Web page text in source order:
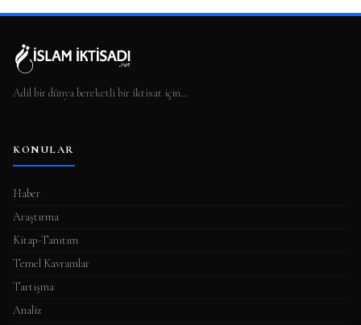
Adil bir dünya bereketli bir iktisat için…
KONULAR
Haber
Araştırma
Kitap-Tanıtım
Temel Kavramlar
Tartışma
Analiz